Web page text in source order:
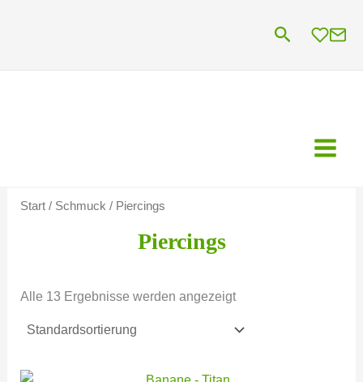
Suchen
Start/ Schmuck / Piercings
Piercings
Alle 13 Ergebnisse werden angezeigt